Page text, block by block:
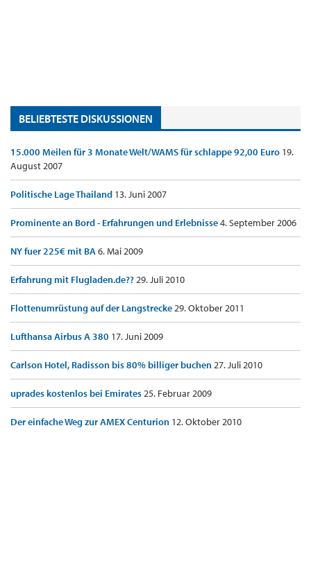
BELIEBTESTE DISKUSSIONEN
15.000 Meilen für 3 Monate Welt/WAMS für schlappe 92,00 Euro 19.
August 2007
Politische Lage Thailand 13. Juni 2007
Prominente an Bord - Erfahrungen und Erlebnisse4. September 2006
NY fuer 225€ mit BA6. Mai 2009
Erfahrung mit Flugladen.de??29. Juli 2010
Flottenumrüstung auf der Langstrecke29. Oktober 2011
Lufthansa Airbus A 380 17. Juni 2009
Carlson Hotel, Radisson bis 80% billiger buchen27. Juli 2010
uprades kostenlos bei Emirates25. Februar 2009
Der einfache Weg zur AMEX Centurion 12. Oktober 2010